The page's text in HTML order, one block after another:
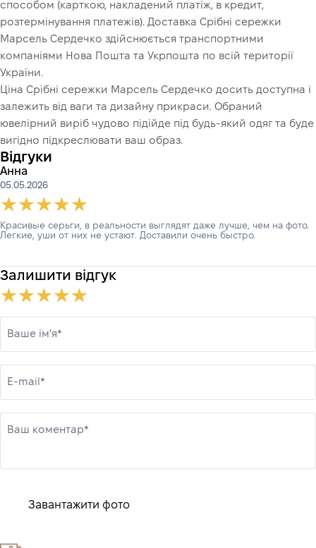
способом (карткою, накладений платіж, в кредит,
розтермінування платежів). Доставка Срібні сережки
Марсель Сердечко здійснюється транспортними
компаніями Нова Пошта та Укрпошта по всій території
України.
Ціна Срібні сережки Марсель Сердечко досить доступна і
залежить від ваги та дизайну прикраси. Обраний
ювелірний виріб чудово підійде під будь-який одяг та буде
вигідно підкреслювати ваш образ.
Відгуки
Анна
05.05.2026
Красивые серьги, в реальности выглядят даже лучше, чем на фото.
Легкие, уши от них не устают. Доставили очень быстро.
Залишити відгук
Ваше ім'я*
E-mail*
Ваш коментар*
Завантажити фото